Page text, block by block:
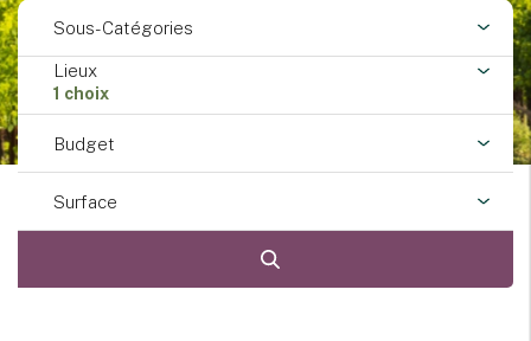
Sous-Catégories
Lieux
1 choix
Budget
Surface